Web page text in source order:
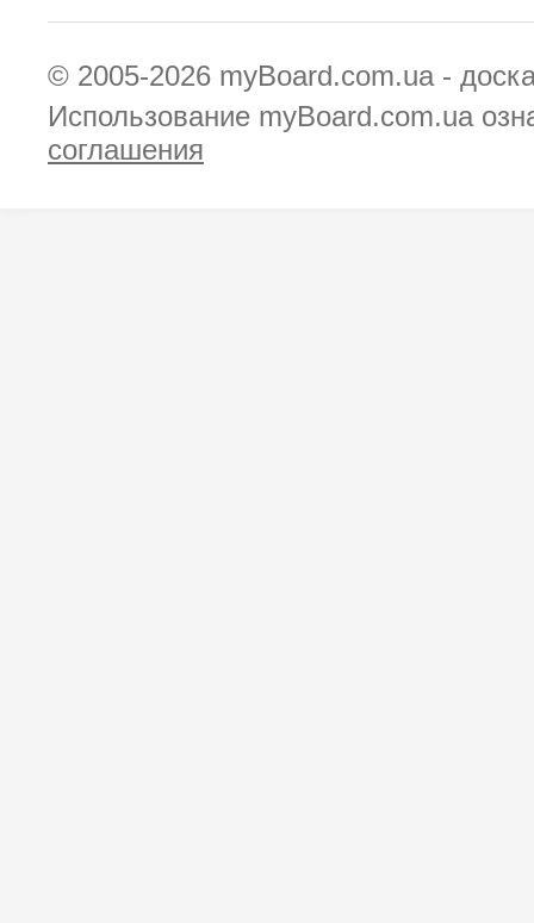
© 2005-2026 myBoard.com.ua -
Использование myBoard.com.ua
соглашения